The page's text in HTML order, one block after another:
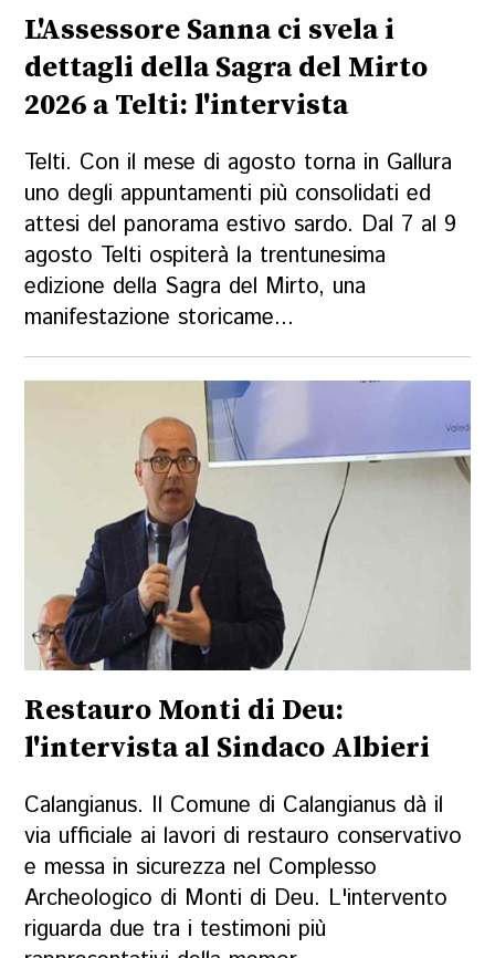
L'Assessore Sanna ci svela i
dettagli della Sagra del Mirto
2026 a Telti: l'intervista
Telti. Con il mese di agosto torna in Gallura
uno degli appuntamenti più consolidati ed
attesi del panorama estivo sardo. Dal 7 al 9
agosto Telti ospiterà la trentunesima
edizione della Sagra del Mirto, una
manifestazione storicame...
Restauro Monti di Deu:
l'intervista al Sindaco Albieri
Calangianus. Il Comune di Calangianus dà il
via ufficiale ai lavori di restauro conservativo
e messa in sicurezza nel Complesso
Archeologico di Monti di Deu. L'intervento
riguarda due tra i testimoni più